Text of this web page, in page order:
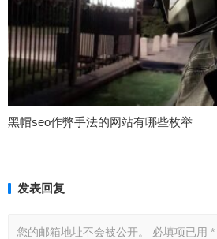
黑帽seo作弊手法的网站有哪些枚举
发表回复
您的邮箱地址不会被公开。 必填项已用 *